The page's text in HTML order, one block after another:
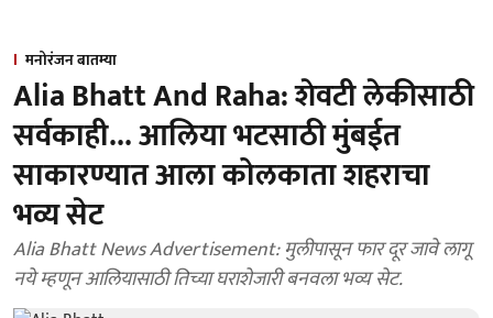
मनोरंजन बातम्या
Alia Bhatt And Raha: शेवटी लेकीसाठी
सर्वकाही... आलिया भटसाठी मुंबईत
साकारण्यात आला कोलकाता शहराचा
भव्य सेट
Alia Bhatt News Advertisement: मुलीपासून फार दूर जावे लागू
नये म्हणून आलियासाठी तिच्या घराशेजारी बनवला भव्य सेट.